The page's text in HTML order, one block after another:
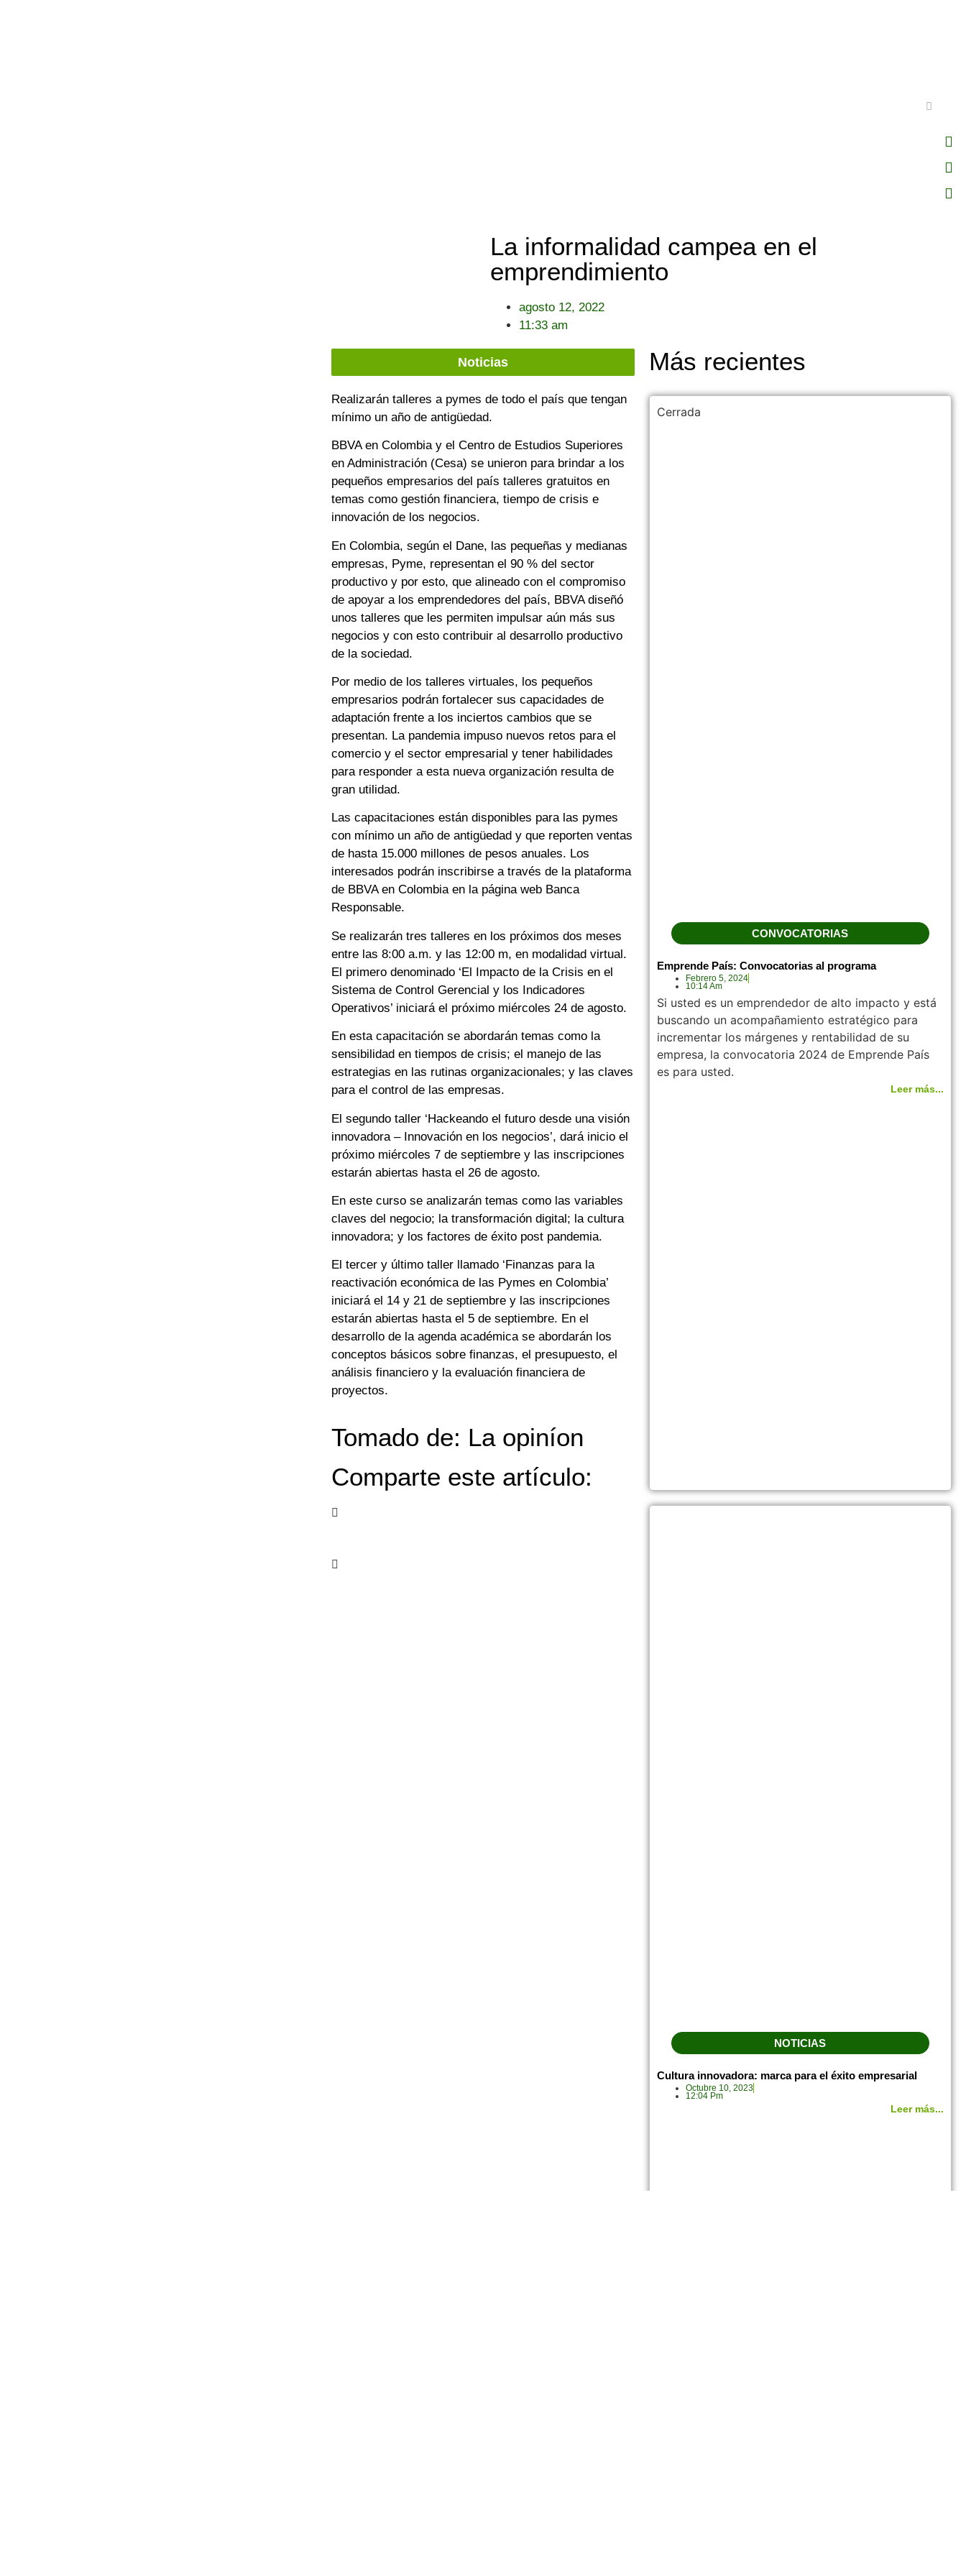
La informalidad campea en el
emprendimiento
agosto 12, 2022
11:33 am
Noticias
Realizarán talleres a pymes de todo el país que tengan
mínimo un año de antigüedad.
BBVA en Colombia y el Centro de Estudios Superiores
en Administración (Cesa) se unieron para brindar a los
pequeños empresarios del país talleres gratuitos en
temas como gestión financiera, tiempo de crisis e
innovación de los negocios.
En Colombia, según el Dane, las pequeñas y medianas
empresas, Pyme, representan el 90 % del sector
productivo y por esto, que alineado con el compromiso
de apoyar a los emprendedores del país, BBVA diseñó
unos talleres que les permiten impulsar aún más sus
negocios y con esto contribuir al desarrollo productivo
de la sociedad.
Por medio de los talleres virtuales, los pequeños
empresarios podrán fortalecer sus capacidades de
adaptación frente a los inciertos cambios que se
presentan. La pandemia impuso nuevos retos para el
comercio y el sector empresarial y tener habilidades
para responder a esta nueva organización resulta de
gran utilidad.
Las capacitaciones están disponibles para las pymes
con mínimo un año de antigüedad y que reporten ventas
de hasta 15.000 millones de pesos anuales. Los
interesados podrán inscribirse a través de la plataforma
de BBVA en Colombia en la página web Banca
Responsable.
Se realizarán tres talleres en los próximos dos meses
entre las 8:00 a.m. y las 12:00 m, en modalidad virtual.
El primero denominado ‘El Impacto de la Crisis en el
Sistema de Control Gerencial y los Indicadores
Operativos’ iniciará el próximo miércoles 24 de agosto.
En esta capacitación se abordarán temas como la
sensibilidad en tiempos de crisis; el manejo de las
estrategias en las rutinas organizacionales; y las claves
para el control de las empresas.
El segundo taller ‘Hackeando el futuro desde una visión
innovadora – Innovación en los negocios’, dará inicio el
próximo miércoles 7 de septiembre y las inscripciones
estarán abiertas hasta el 26 de agosto.
En este curso se analizarán temas como las variables
claves del negocio; la transformación digital; la cultura
innovadora; y los factores de éxito post pandemia.
El tercer y último taller llamado ‘Finanzas para la
reactivación económica de las Pymes en Colombia’
iniciará el 14 y 21 de septiembre y las inscripciones
estarán abiertas hasta el 5 de septiembre. En el
desarrollo de la agenda académica se abordarán los
conceptos básicos sobre finanzas, el presupuesto, el
análisis financiero y la evaluación financiera de
proyectos.
Tomado de: La opiníon
Comparte este artículo:
Más recientes
Cerrada
CONVOCATORIAS
Emprende País: Convocatorias al programa
Febrero 5, 2024
10:14 Am
Si usted es un emprendedor de alto impacto y está
buscando un acompañamiento estratégico para
incrementar los márgenes y rentabilidad de su
empresa, la convocatoria 2024 de Emprende País
es para usted.
Leer más...
NOTICIAS
Cultura innovadora: marca para el éxito empresarial
Octubre 10, 2023
12:04 Pm
Leer más...